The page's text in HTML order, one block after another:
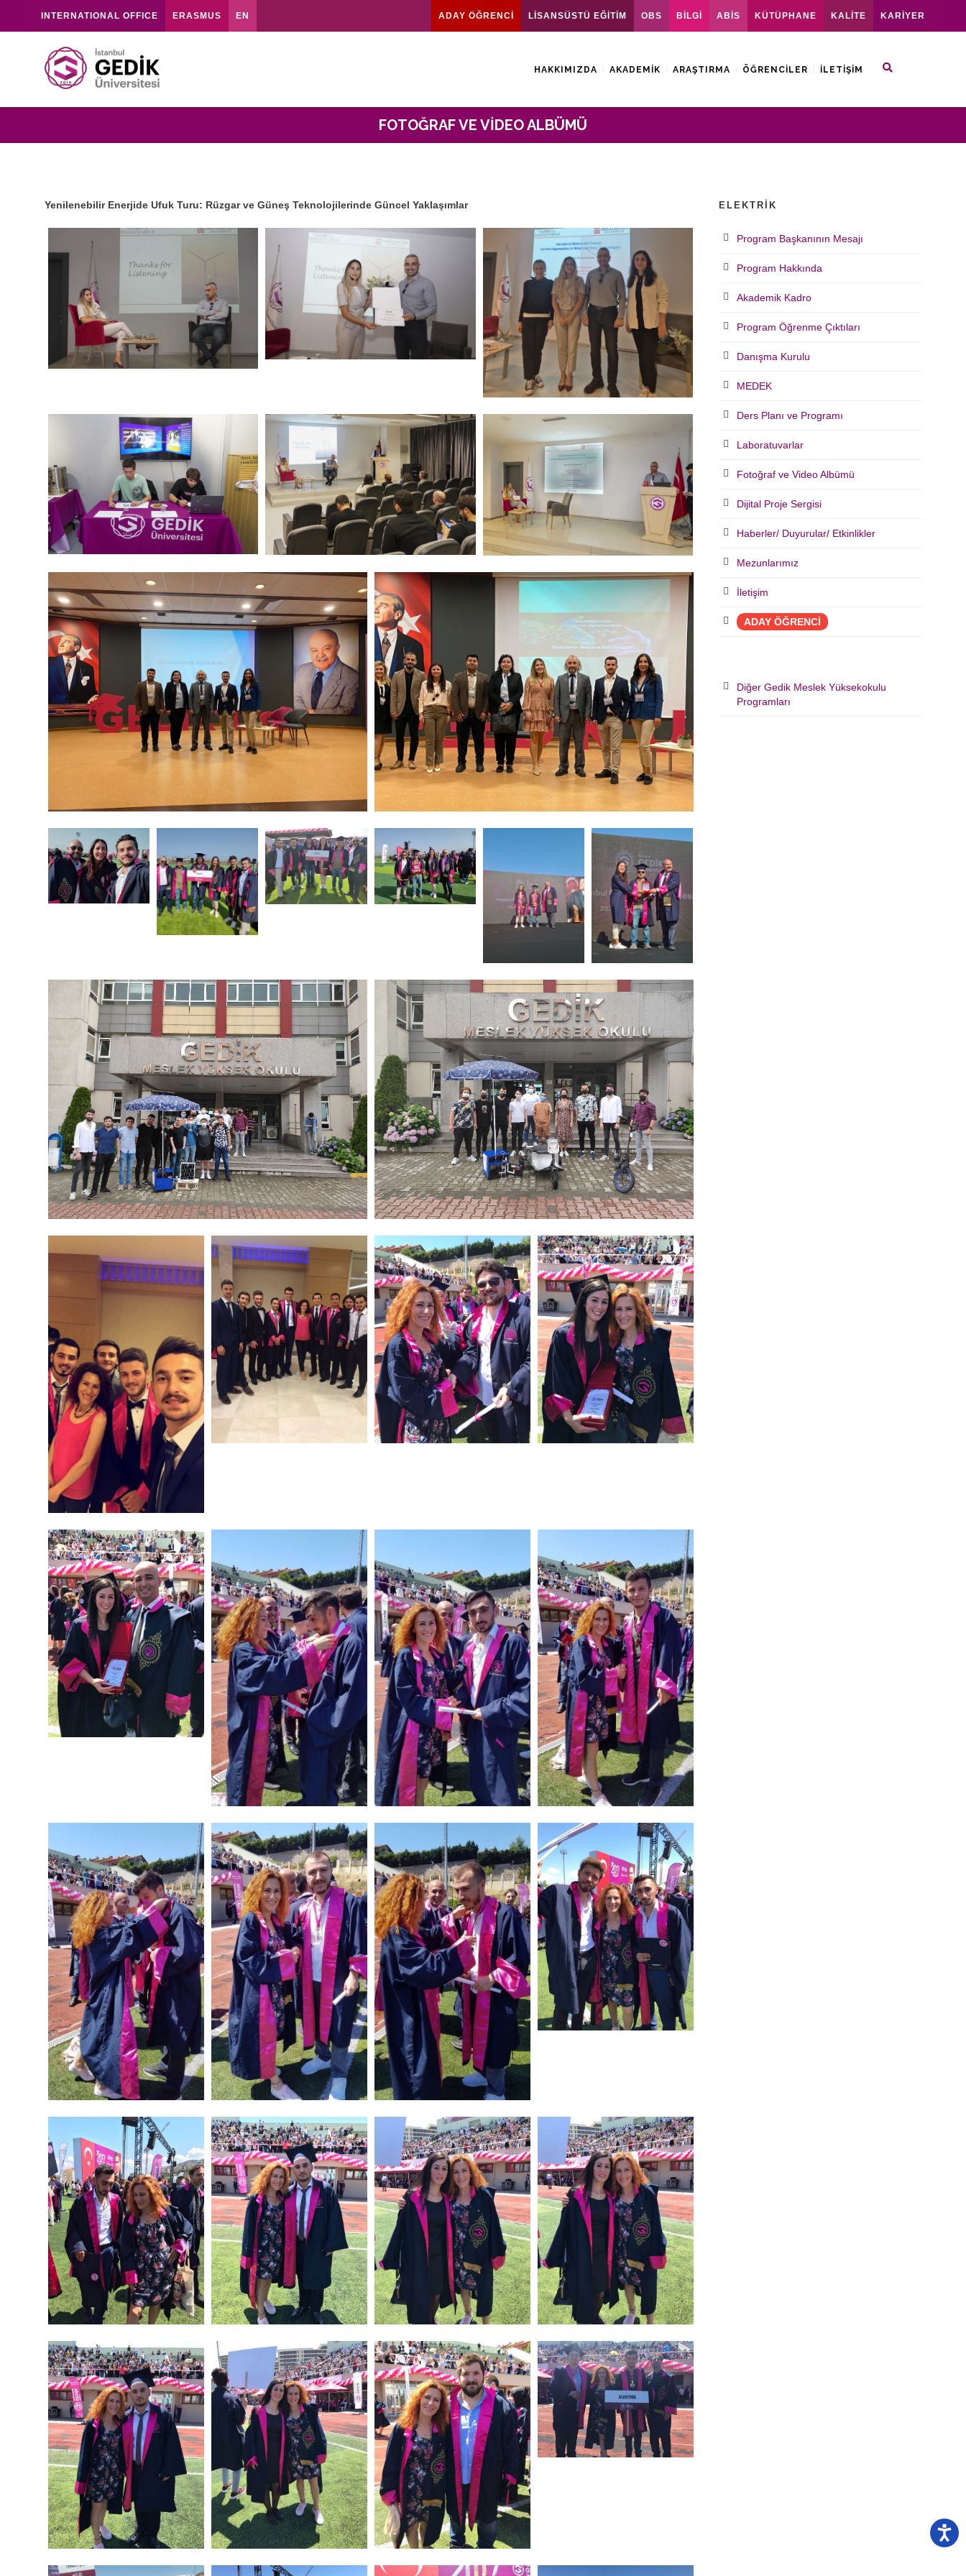
INTERNATIONAL OFFICE ERASMUS EN ADAY ÖĞRENCİ LİSANSÜSTÜ EĞİTİM OBS BİLGİ ABİS KÜTÜPHANE KALİTE KARİYER
HAKKIMIZDA AKADEMIK ARAŞTIRMA ÖĞRENCILER İLETIŞIM
FOTOĞRAF VE VIDEO ALBÜMÜ
Yenilenebilir Enerjide Ufuk Turu: Rüzgar ve Güneş Teknolojilerinde Güncel Yaklaşımlar ELEKTRIK
Program Başkanının Mesajı
Program Hakkında
Akademik Kadro
Program Öğrenme Çıktıları
Danışma Kurulu
MEDEK
Ders Planı ve Programı
Laboratuvarlar
Fotoğraf ve Video Albümü
Dijital Proje Sergisi
Haberler/ Duyurular/ Etkinlikler
Mezunlarımız
İletişim
ADAY ÖĞRENCİ
Diğer Gedik Meslek Yüksekokulu
Programları